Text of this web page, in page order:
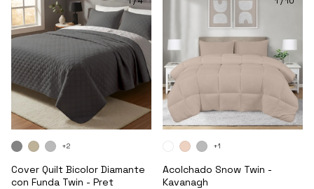
Cover Quilt Bicolor Diamante
con Funda Twin - Pret
+2
Acolchado Snow Twin -
Kavanagh
+1